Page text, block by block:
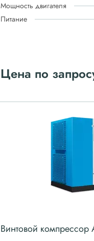
Мощность двигателя
Питание
Цена по
Винтовой